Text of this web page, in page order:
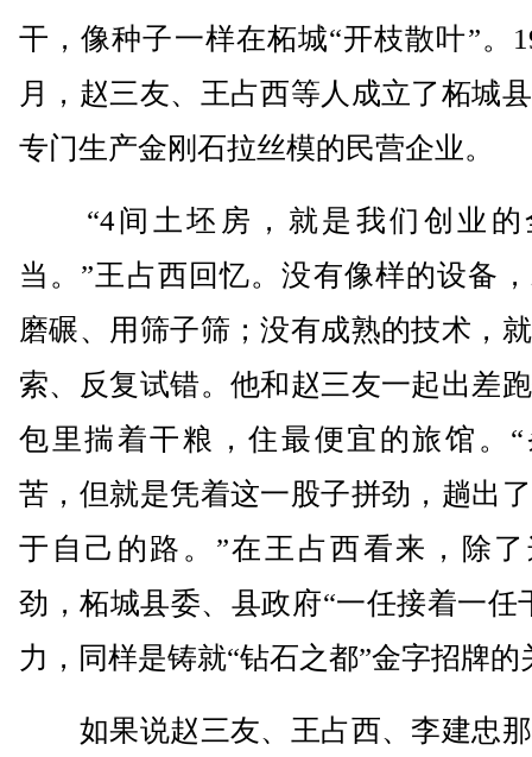
干，像种子一样在柘城“开枝散叶”。
月，赵三友、王占西等人成立了柘城
专门生产金刚石拉丝模的民营企业。
“4间土坯房，就是我们创业的
当。”王占西回忆。没有像样的设备
磨碾、用筛子筛；没有成熟的技术，
索、反复试错。他和赵三友一起出差
包里揣着干粮，住最便宜的旅馆。
苦，但就是凭着这一股子拼劲，趟出
于自己的路。”在王占西看来，除
劲，柘城县委、县政府“一任接着一任
力，同样是铸就“钻石之都”金字招牌的
如果说赵三友、王占西、李建忠